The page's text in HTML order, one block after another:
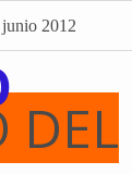
2012
DEL